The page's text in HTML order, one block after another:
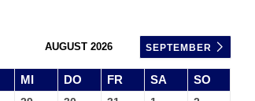
AUGUST 2026 SEPTEMBER
MI DO FR SA SO